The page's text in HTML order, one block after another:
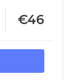
€46